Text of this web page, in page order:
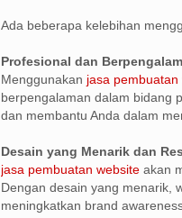
Ada beberapa kelebihan
Profesional dan
Menggunakan jasa pembuatan
berpengalaman dalam bidang
dan membantu Anda dalam
Desain yang Menarik dan
jasa pembuatan website akan
Dengan desain yang menarik,
meningkatkan brand